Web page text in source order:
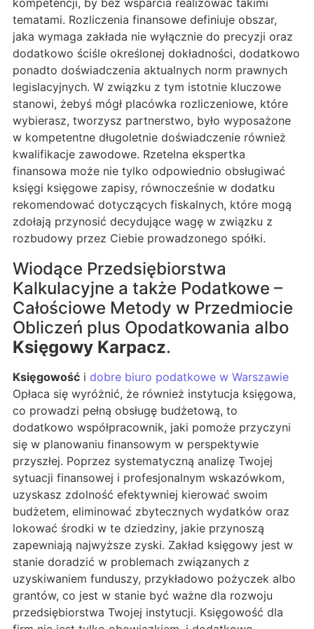
tematami. Rozliczenia finansowe definiuje obszar,
jaka wymaga zakłada nie wyłącznie do precyzji oraz
dodatkowo ściśle określonej dokładności, dodatkowo
ponadto doświadczenia aktualnych norm prawnych
legislacyjnych. W związku z tym istotnie kluczowe
stanowi, żebyś mógł placówka rozliczeniowe, które
wybierasz, tworzysz partnerstwo, było wyposażone
w kompetentne długoletnie doświadczenie również
kwalifikacje zawodowe. Rzetelna ekspertka
finansowa może nie tylko odpowiednio obsługiwać
księgi księgowe zapisy, równocześnie w dodatku
rekomendować dotyczących fiskalnych, które mogą
zdołają przynosić decydujące wagę w związku z
rozbudowy przez Ciebie prowadzonego spółki.
Wiodące Przedsiębiorstwa
Kalkulacyjne a także Podatkowe –
Całościowe Metody w Przedmiocie
Obliczeń plus Opodatkowania albo
Księgowy Karpacz.
Księgowość i dobre biuro podatkowe w Warszawie
Opłaca się wyróżnić, że również instytucja księgowa,
co prowadzi pełną obsługę budżetową, to
dodatkowo współpracownik, jaki pomoże przyczyni
się w planowaniu finansowym w perspektywie
przyszłej. Poprzez systematyczną analizę Twojej
sytuacji finansowej i profesjonalnym wskazówkom,
uzyskasz zdolność efektywniej kierować swoim
budżetem, eliminować zbytecznych wydatków oraz
lokować środki w te dziedziny, jakie przynoszą
zapewniają najwyższe zyski. Zakład księgowy jest w
stanie doradzić w problemach związanych z
uzyskiwaniem funduszy, przykładowo pożyczek albo
grantów, co jest w stanie być ważne dla rozwoju
przedsiębiorstwa Twojej instytucji. Księgowość dla